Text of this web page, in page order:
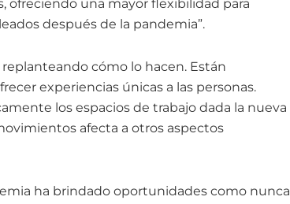
ofreciendo una mayor flexibilidad para
después de la pandemia”.
cómo lo hacen. Están
experiencias únicas a las personas.
los espacios de trabajo dada la nueva
afecta a otros aspectos
ha brindado oportunidades como nunca